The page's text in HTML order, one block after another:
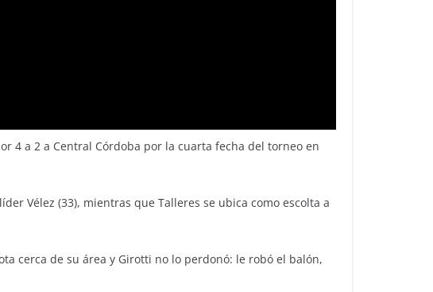
4 a 2 a Central Córdoba por la cuarta fecha del torneo en
Vélez (33), mientras que Talleres se ubica como escolta a
cerca de su área y Girotti no lo perdonó: le robó el balón,